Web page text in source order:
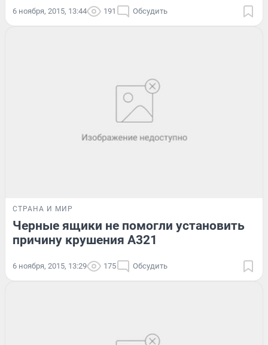
6 ноября, 2015, 13:44 191 Обсудить
СТРАНА И МИР
Черные ящики не помогли установить
причину крушения А321
6 ноября, 2015, 13:29 175 Обсудить